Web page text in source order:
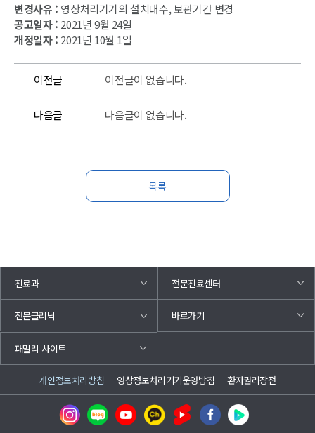
변경사유 : 영상처리기기의 설치대수, 보관기간 변경
공고일자 : 2021년 9월 24일
개정일자 : 2021년 10월 1일
이전글 이전글이 없습니다.
다음글 다음글이 없습니다.
목록
진료과 전문진료센터
전문클리닉 바로가기
패밀리 사이트
개인정보처리방침 영상정보처리기기운영방침 환자권리장전